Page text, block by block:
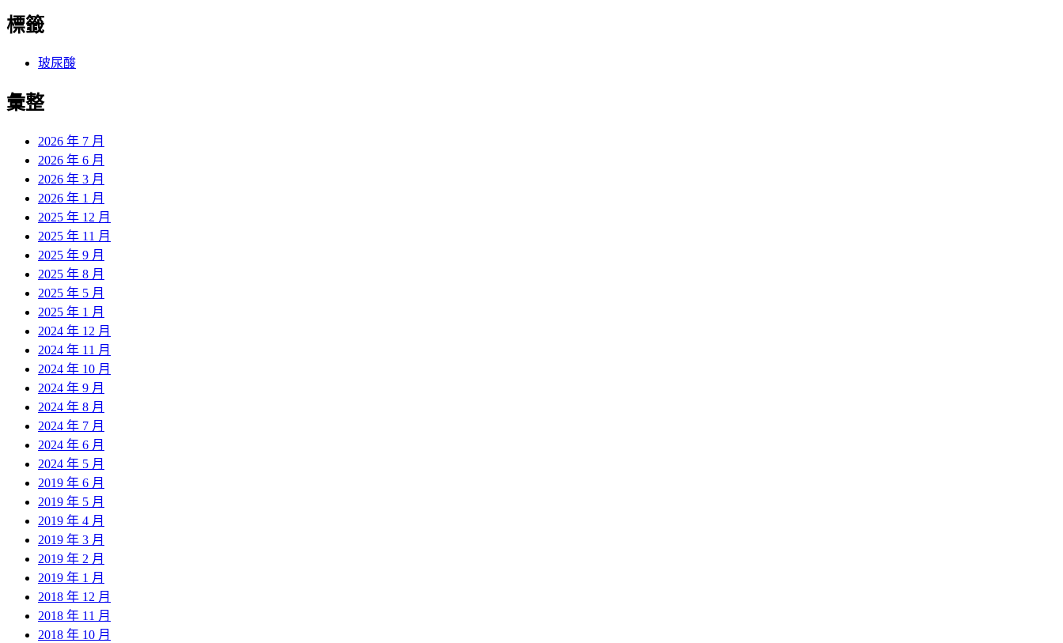
標籤
玻尿酸
彙整
2026 年 7 月
2026 年 6 月
2026 年 3 月
2026 年 1 月
2025 年 12 月
2025 年 11 月
2025 年 9 月
2025 年 8 月
2025 年 5 月
2025 年 1 月
2024 年 12 月
2024 年 11 月
2024 年 10 月
2024 年 9 月
2024 年 8 月
2024 年 7 月
2024 年 6 月
2024 年 5 月
2019 年 6 月
2019 年 5 月
2019 年 4 月
2019 年 3 月
2019 年 2 月
2019 年 1 月
2018 年 12 月
2018 年 11 月
2018 年 10 月